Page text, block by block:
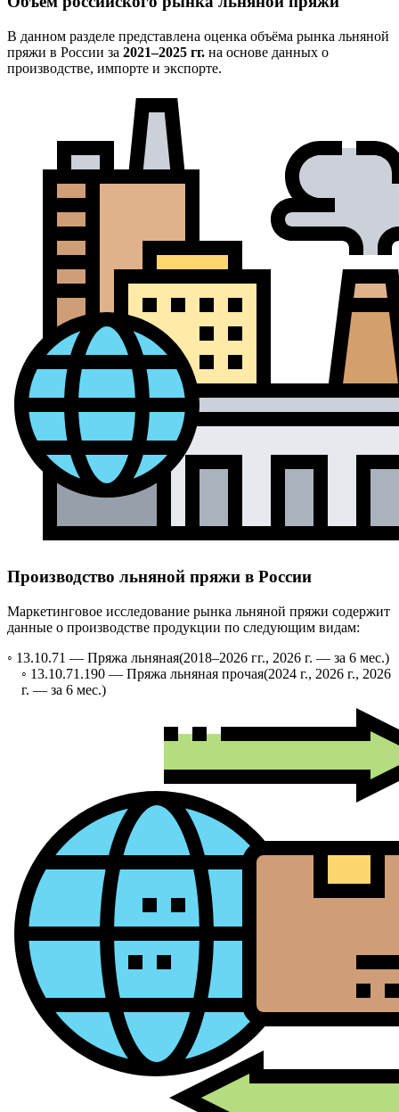
В данном разделе представлена оценка объёма рынка льняной
пряжи в России за 2021–2025 гг. на основе данных о
производстве, импорте и экспорте.
Производство льняной пряжи в России
Маркетинговое исследование рынка льняной пряжи содержит
данные о производстве продукции по следующим видам:
◦ 13.10.71 — Пряжа льняная(2018–2026 гг., 2026 г. — за 6 мес.)
◦ 13.10.71.190 — Пряжа льняная прочая(2024 г., 2026 г., 2026
г. — за 6 мес.)